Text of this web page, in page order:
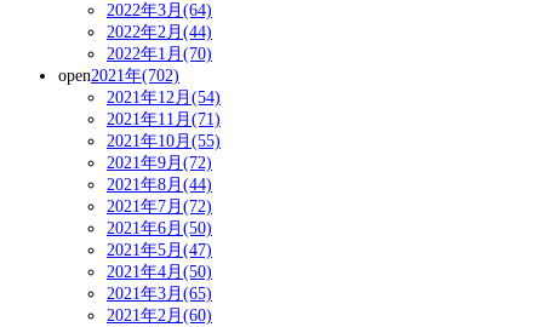
2022年3月(64)
2022年2月(44)
2022年1月(70)
open2021年(702)
2021年12月(54)
2021年11月(71)
2021年10月(55)
2021年9月(72)
2021年8月(44)
2021年7月(72)
2021年6月(50)
2021年5月(47)
2021年4月(50)
2021年3月(65)
2021年2月(60)